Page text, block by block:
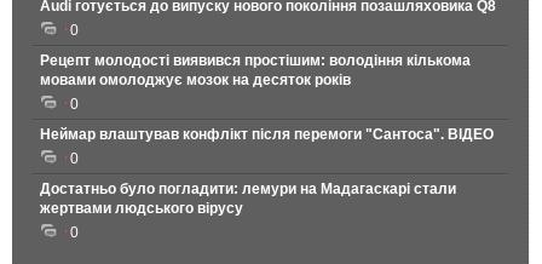
Audi готується до випуску нового покоління позашляховика Q8
0
Рецепт молодості виявився простішим: володіння кількома
мовами омолоджує мозок на десяток років
0
Неймар влаштував конфлікт після перемоги "Сантоса". ВІДЕО
0
Достатньо було погладити: лемури на Мадагаскарі стали
жертвами людського вірусу
0